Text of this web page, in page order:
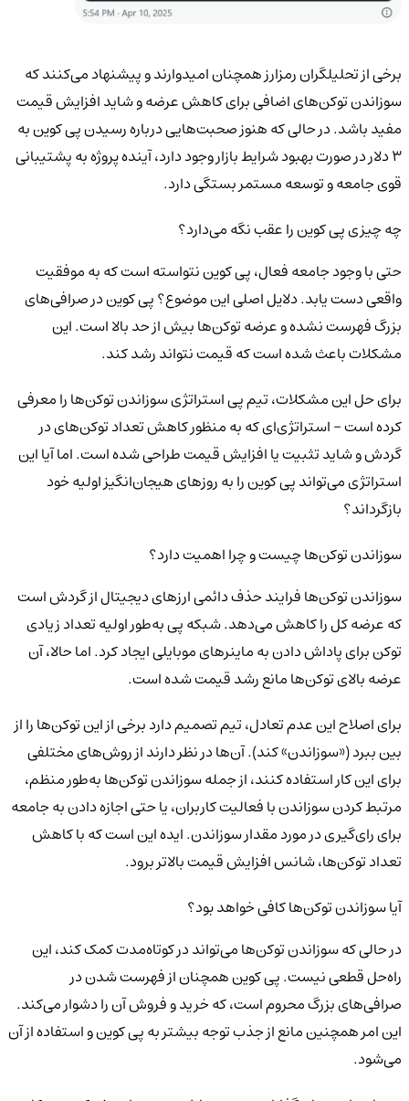
برخی از تحلیلگران رمزارز همچنان امیدوارند و پیشنهاد می‌کنند که
سوزاندن توکن‌های اضافی برای کاهش عرضه و شاید افزایش قیمت
مفید باشد. در حالی که هنوز صحبت‌هایی درباره رسیدن پی کوین به
۳ دلار در صورت بهبود شرایط بازار وجود دارد، آینده پروژه به پشتیبانی
قوی جامعه و توسعه مستمر بستگی دارد.
چه چیزی پی کوین را عقب نگه می‌دارد؟
حتی با وجود جامعه فعال، پی کوین نتواسته است که به موفقیت
واقعی دست یابد. دلایل اصلی این موضوع؟ پی کوین در صرافی‌های
بزرگ فهرست نشده و عرضه توکن‌ها بیش از حد بالا است. این
مشکلات باعث شده است که قیمت نتواند رشد کند.
برای حل این مشکلات، تیم پی استراتژی سوزاندن توکن‌ها را معرفی
کرده است – استراتژی‌ای که به منظور کاهش تعداد توکن‌های در
گردش و شاید تثبیت یا افزایش قیمت طراحی شده است. اما آیا این
استراتژی می‌تواند پی کوین را به روزهای هیجان‌انگیز اولیه خود
بازگرداند؟
سوزاندن توکن‌ها چیست و چرا اهمیت دارد؟
سوزاندن توکن‌ها فرایند حذف دائمی ارزهای دیجیتال از گردش است
که عرضه کل را کاهش می‌دهد. شبکه پی به‌طور اولیه تعداد زیادی
توکن برای پاداش دادن به ماینرهای موبایلی ایجاد کرد. اما حالا، آن
عرضه بالای توکن‌ها مانع رشد قیمت شده است.
برای اصلاح این عدم تعادل، تیم تصمیم دارد برخی از این توکن‌ها را از
بین ببرد («سوزاندن» کند). آن‌ها در نظر دارند از روش‌های مختلفی
برای این کار استفاده کنند، از جمله سوزاندن توکن‌ها به‌طور منظم،
مرتبط کردن سوزاندن با فعالیت کاربران، یا حتی اجازه دادن به جامعه
برای رای‌گیری در مورد مقدار سوزاندن. ایده این است که با کاهش
تعداد توکن‌ها، شانس افزایش قیمت بالاتر برود.
آیا سوزاندن توکن‌ها کافی خواهد بود؟
در حالی که سوزاندن توکن‌ها می‌تواند در کوتاه‌مدت کمک کند، این
راه‌حل قطعی نیست. پی کوین همچنان از فهرست شدن در
صرافی‌های بزرگ محروم است، که خرید و فروش آن را دشوار می‌کند.
این امر همچنین مانع از جذب توجه بیشتر به پی کوین و استفاده از آن
می‌شود.